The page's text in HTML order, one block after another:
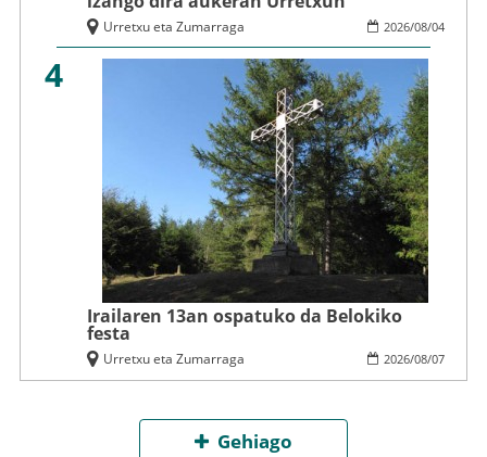
2026/08/04
Urretxu eta Zumarraga
4
Irailaren 13an ospatuko da Belokiko
festa
2026/08/07
Urretxu eta Zumarraga
Gehiago